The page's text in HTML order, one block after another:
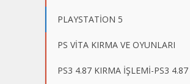
PLAYSTATİON 5
PS VİTA KIRMA VE OYUNLARI
PS3 4.87 KIRMA İŞLEMİ-PS3